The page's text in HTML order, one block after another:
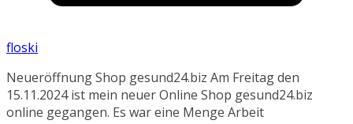
floski
Neueröffnung Shop gesund24.biz Am Freitag den
15.11.2024 ist mein neuer Online Shop gesund24.biz
online gegangen. Es war eine Menge Arbeit